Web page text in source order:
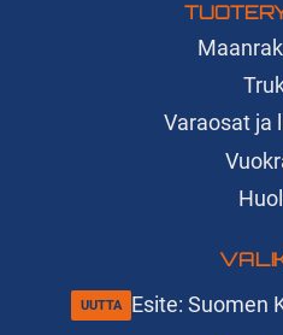
Varaosat ja
Esite: Suomen